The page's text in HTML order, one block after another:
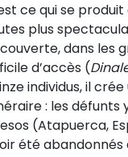
ce qui se
plus
dans les
d’accès (
individus, il
: les défunts
(Atapuerca,
été